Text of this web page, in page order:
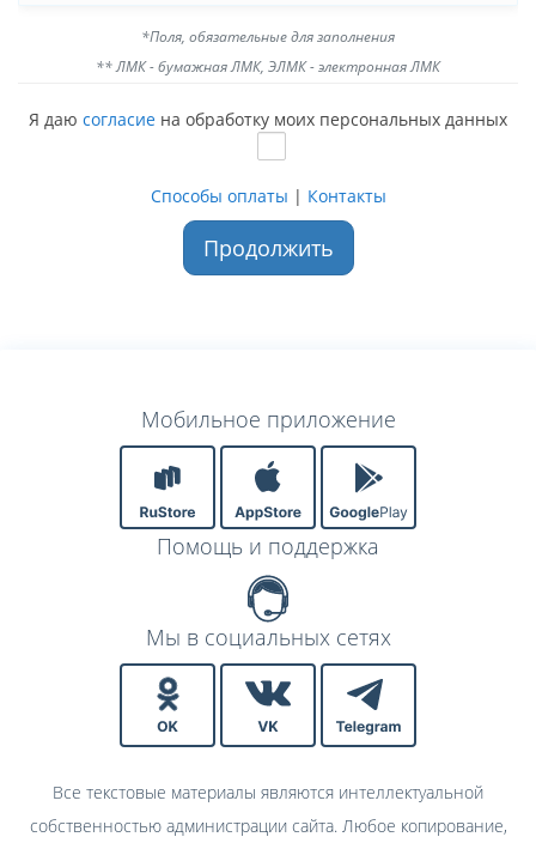
*Поля, обязательные для заполнения
** ЛМК - бумажная ЛМК, ЭЛМК - электронная ЛМК
Я даю согласие на обработку моих персональных данных
Способы оплаты | Контакты
Продолжить
Мобильное приложение
Помощь и поддержка
Мы в социальных сетях
Все текстовые материалы являются интеллектуальной
собственностью администрации сайта. Любое копирование,